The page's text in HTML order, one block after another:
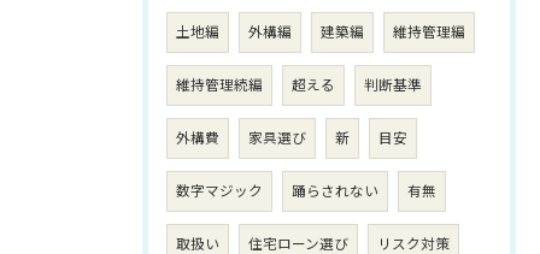
土地編 外構編 建築編 維持管理編
維持管理続編 超える 判断基準
外構費 家具選び 新 目安
数字マジック 踊らされない 有無
取扱い 住宅ローン選び リスク対策